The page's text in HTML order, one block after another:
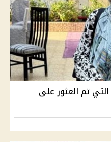
تم العثور على